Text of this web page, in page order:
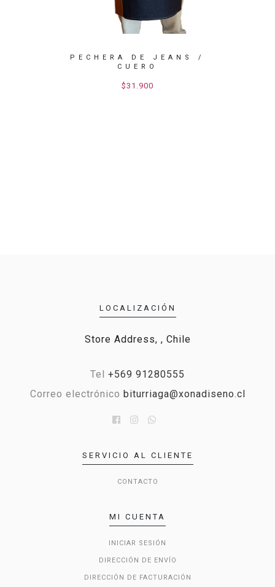
PECHERA DE JEANS /
CUERO
$31.900
LOCALIZACIÓN
Store Address, , Chile
Tel +569 91280555
Correo electrónico biturriaga@xonadiseno.cl
SERVICIO AL CLIENTE
CONTACTO
MI CUENTA
INICIAR SESIÓN
DIRECCIÓN DE ENVÍO
DIRECCIÓN DE FACTURACIÓN